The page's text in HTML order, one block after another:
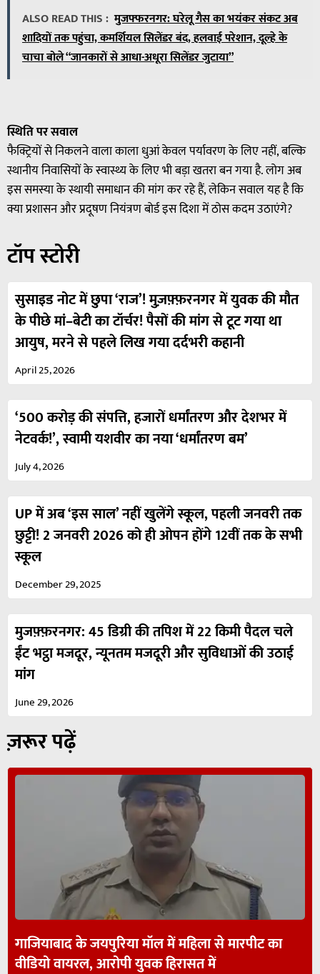
ALSO READ THIS : मुजफ्फरनगर: घरेलू गैस का भयंकर संकट अब
शादियों तक पहुंचा, कमर्शियल सिलेंडर बंद, हलवाई परेशान, दूल्हे के
चाचा बोले “जानकारों से आधा-अधूरा सिलेंडर जुटाया”
स्थिति पर सवाल
फैक्ट्रियों से निकलने वाला काला धुआं केवल पर्यावरण के लिए नहीं, बल्कि
स्थानीय निवासियों के स्वास्थ्य के लिए भी बड़ा खतरा बन गया है. लोग अब
इस समस्या के स्थायी समाधान की मांग कर रहे हैं, लेकिन सवाल यह है कि
क्या प्रशासन और प्रदूषण नियंत्रण बोर्ड इस दिशा में ठोस कदम उठाएंगे?
टॉप स्टोरी
सुसाइड नोट में छुपा ‘राज’! मुज़फ़्फ़रनगर में युवक की मौत
के पीछे मां–बेटी का टॉर्चर! पैसों की मांग से टूट गया था
आयुष, मरने से पहले लिख गया दर्दभरी कहानी
April 25, 2026
‘500 करोड़ की संपत्ति, हजारों धर्मांतरण और देशभर में
नेटवर्क!’, स्वामी यशवीर का नया ‘धर्मांतरण बम’
July 4, 2026
UP में अब ‘इस साल’ नहीं खुलेंगे स्कूल, पहली जनवरी तक
छुट्टी! 2 जनवरी 2026 को ही ओपन होंगे 12वीं तक के सभी
स्कूल
December 29, 2025
मुजफ़्फ़रनगर: 45 डिग्री की तपिश में 22 किमी पैदल चले
ईंट भट्ठा मजदूर, न्यूनतम मजदूरी और सुविधाओं की उठाई
मांग
June 29, 2026
ज़रूर पढ़ें
गाजियाबाद के जयपुरिया मॉल में महिला से मारपीट का
वीडियो वायरल, आरोपी युवक हिरासत में